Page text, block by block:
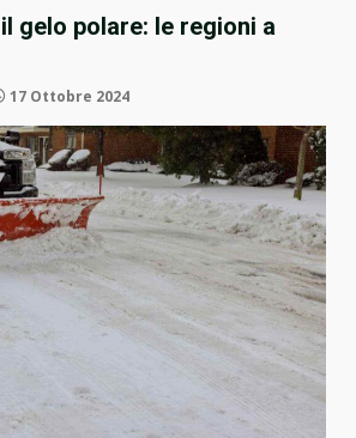
gelo polare: le regioni a
17 Ottobre 2024